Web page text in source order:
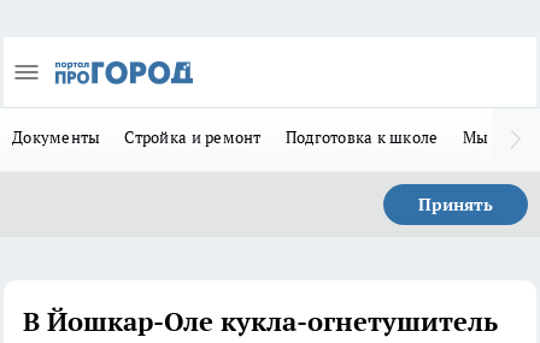
Документы Стройка и ремонт Подготовка к школе Мы в MAX
Принять
В Йошкар-Оле кукла-огнетушитель